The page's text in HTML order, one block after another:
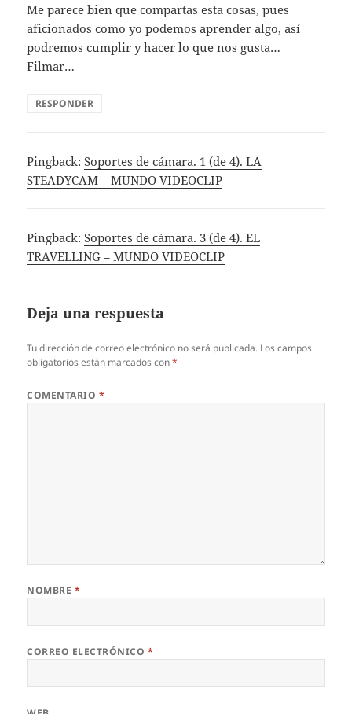
Me parece bien que compartas esta cosas, pues
aficionados como yo podemos aprender algo, así
podremos cumplir y hacer lo que nos gusta…
Filmar…
RESPONDER
Pingback:Soportes de cámara. 1 (de 4). LA
STEADYCAM – MUNDO VIDEOCLIP
Pingback:Soportes de cámara. 3 (de 4). EL
TRAVELLING – MUNDO VIDEOCLIP
Deja una respuesta
Tu dirección de correo electrónico no será publicada. Los campos
obligatorios están marcados con*
COMENTARIO *
NOMBRE *
CORREO ELECTRÓNICO *